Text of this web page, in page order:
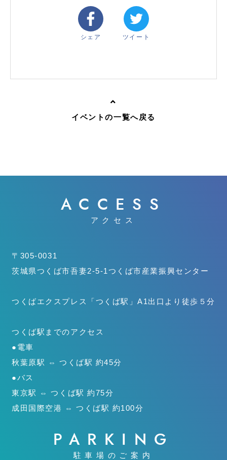
シェア ツイート
イベントの一覧へ戻る
ACCESS
アクセス
〒305-0031
茨城県つくば市吾妻2-5-1つくば市産業振興センター
つくばエクスプレス「つくば駅」A1出口より徒歩５分
つくば駅までのアクセス
●電車
秋葉原駅 ⇔ つくば駅 約45分
●バス
東京駅 ⇔ つくば駅 約75分
成田国際空港 ⇔ つくば駅 約100分
PARKING
駐車場のご案内